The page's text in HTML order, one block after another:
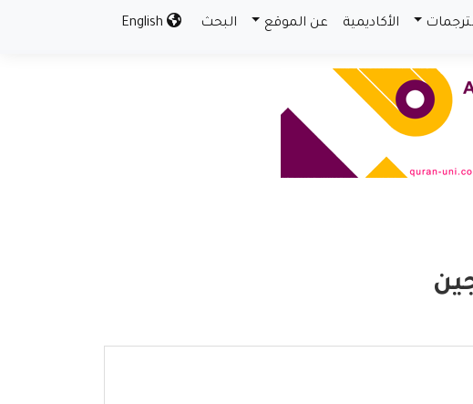
الأكاديمية عن الموقع البحث